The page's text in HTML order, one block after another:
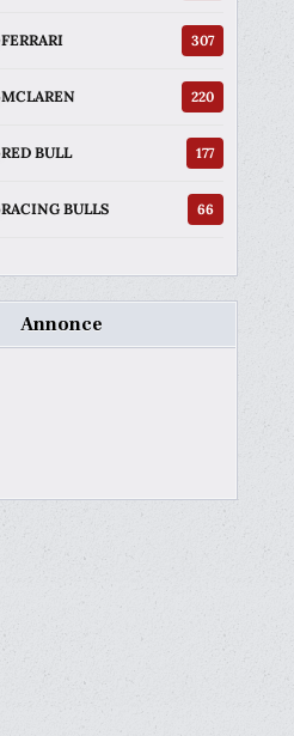
FERRARI 307
MCLAREN 220
RED BULL 177
RACING BULLS 66
Annonce